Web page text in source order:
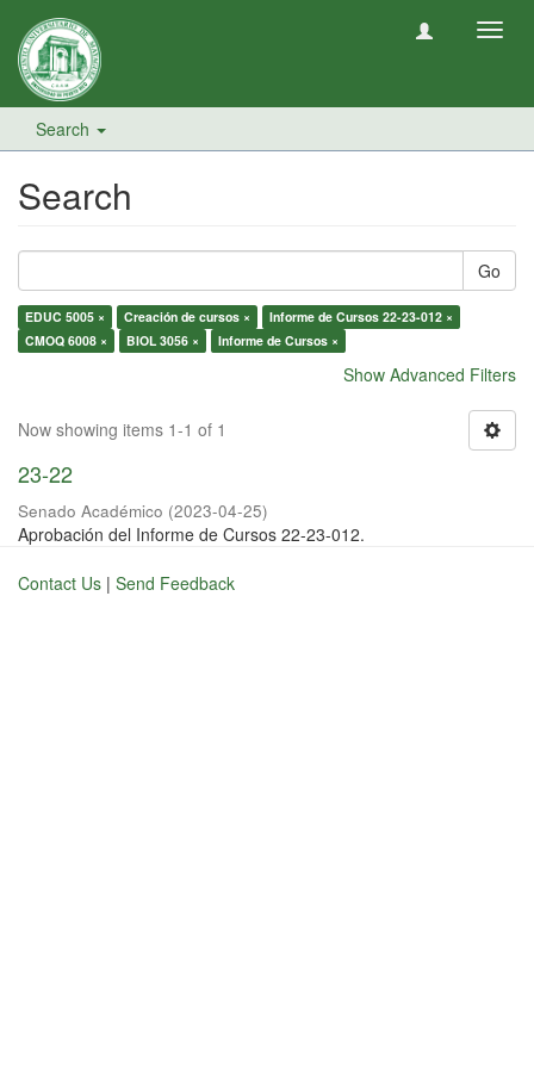
Search
Search
Go
EDUC 5005 × Creación de cursos ×
Informe de Cursos 22-23-012 ×
CMOQ 6008 ×
BIOL 3056 × Informe de Cursos ×
Show Advanced Filters
Now showing items 1-1 of 1
23-22
Senado Académico (2023-04-25)
Aprobación del Informe de Cursos 22-23-012.
Contact Us | Send Feedback